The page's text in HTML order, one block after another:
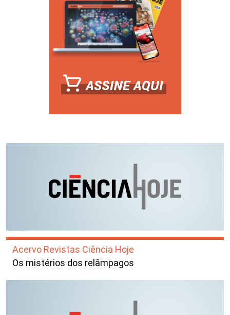
Acervo Revistas Ciência Hoje
Os mistérios dos relâmpagos